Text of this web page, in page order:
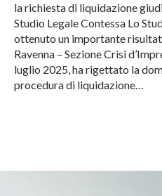
la richiesta di liquidazione
Studio Legale Contessa Lo
ottenuto un importante
Ravenna – Sezione Crisi
luglio 2025, ha rigettato la
procedura di liquidazione…